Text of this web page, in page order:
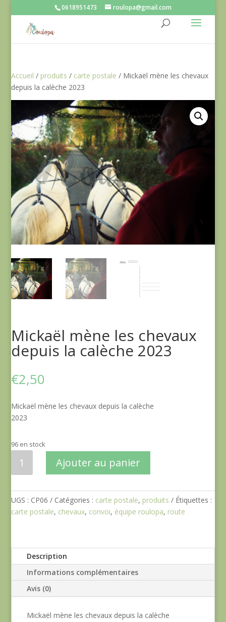
0618951473 roulopa@gmail.com
Accueil / produits / carte postale / Mickaël mène les chevaux
depuis la calèche 2023
Mickaël mène les chevaux
depuis la calèche 2023
€2,50
Mickaël mène les chevaux depuis la calèche
2023
96 en stock
mène
les
chevaux
calèche
Ajouter au panier
UGS : CP06 Catégories : carte postale, produits
Étiquettes :
carte postale, chevaux, convoi, équipe roulopa, route
Description
Informations complémentaires
Avis (0)
Mickaël mène les chevaux depuis la calèche